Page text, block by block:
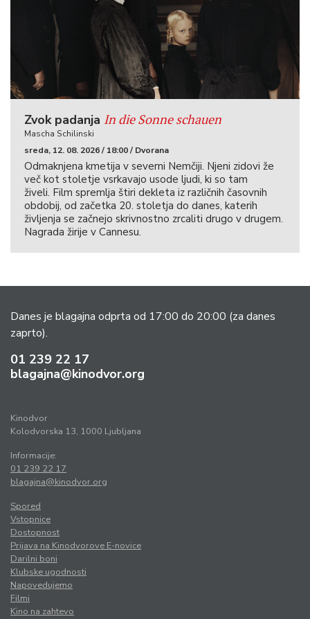
Zvok padanja In die Sonne schauen
Mascha Schilinski
sreda, 12. 08. 2026 / 18:00 / Dvorana
Odmaknjena kmetija v severni Nemčiji. Njeni zidovi že
več kot stoletje vsrkavajo usode ljudi, ki so tam
živeli. Film spremlja štiri dekleta iz različnih časovnih
obdobij, od začetka 20. stoletja do danes, katerih
življenja se začnejo skrivnostno zrcaliti drugo v drugem.
Nagrada žirije v Cannesu.
Danes je blagajna odprta od 17:00 do 20:00 (za danes
zaprto).
01 239 22 17
blagajna@kinodvor.org
Kinodvor
Kolodvorska 13, 1000 Ljubljana
Informacije:
01 239 22 17
blagajna@kinodvor.org
Spored
Vstopnice
Dostopnost
Prijava na Kinodvorove E-novice
Darilni boni
Klubske ugodnosti
Napovedujemo
Filmi
Kino na zahtevo